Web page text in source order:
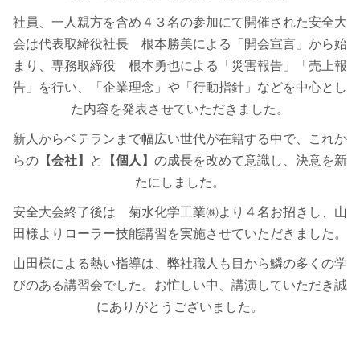
社員、一人親方を含め４３名の参加にて開催された安全大
会は代表取締役社長 根本勝美による「開会宣言」から始
まり、専務取締役 根本勇也による「災害報告」「売上報
告」を行い、「企業理念」や「行動指針」などを中心とし
た内容を発表させていただきました。
新人からベテランまで幅広い世代が在籍する中で、これか
らの 【会社】 と 【個人】 の成長を改めて意識し、決意を新
たにしました。
安全大会終了後は 菊水化学工業㈱より４名お招きし、山
田様よりローラー技能講習を実施させていただきました。
山田様による熱い指導は、弊社職人も目から鱗の多くの学
びのある講習会でした。お忙しい中、講演していただき誠
にありがとうございました。